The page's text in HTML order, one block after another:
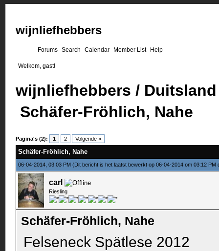
wijnliefhebbers
Forums Search Calendar Member List Help
Welkom, gast!
wijnliefhebbers / Duitsland
Schäfer-Fröhlich, Nahe
Pagina's (2): 1 2 Volgende »
Schäfer-Fröhlich, Nahe
06-04-2014, 03:03 PM(Dit bericht is het laatst bewerkt op 06-04-2014 om 03:12 PM
carl
Riesling
Schäfer-Fröhlich, Nahe
Felseneck Spätlese 2012